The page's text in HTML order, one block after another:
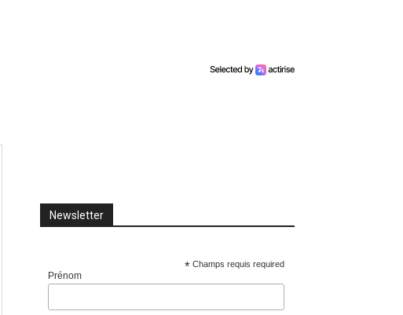
Newsletter
* Champs requis required
Prénom